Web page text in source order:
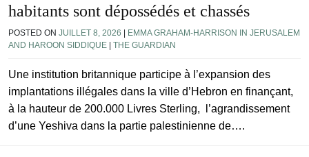
habitants sont dépossédés et chassés
POSTED ON JUILLET 8, 2026 | EMMA GRAHAM-HARRISON IN JERUSALEM
AND HAROON SIDDIQUE | THE GUARDIAN
Une institution britannique participe à l’expansion des
implantations illégales dans la ville d’Hebron en finançant,
à la hauteur de 200.000 Livres Sterling, l’agrandissement
d’une Yeshiva dans la partie palestinienne de….